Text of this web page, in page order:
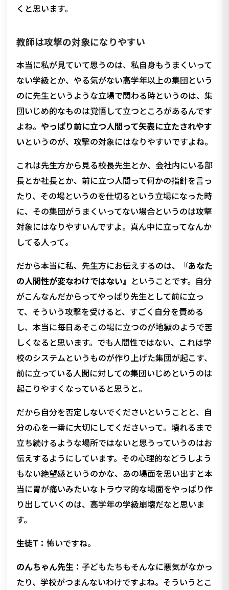
くと思います。
教師は攻撃の対象になりやすい
本当に私が見ていて思うのは、私自身もうまくいって
ない学級とか、やる気がない高学年以上の集団という
のに先生というような立場で関わる時というのは、集
団いじめ的なものは覚悟して立つところがあるんです
よね。 やっぱり前に立つ人間って矢表に立たされやす
いというのが、攻撃の対象にはなりやすいですよね。
これは先生方から見る校長先生とか、会社内にいる部
長とか社長とか、前に立つ人間って何かの指針を言っ
たり、その場というのを仕切るという立場になった時
に、その集団がうまくいってない場合というのは攻撃
対象にはなりやすいんですよ。真ん中に立ってなんか
してる人って。
だから本当に私、先生方にお伝えするのは、
『あなた
の人間性が変なわけではない』 ということです。自分
がこんなんだからってやっぱり先生として前に立っ
て、そういう攻撃を受けると、すごく自分を責める
し、本当に毎日あそこの場に立つのが地獄のようで苦
しくなると思います。でも人間性ではない、これは学
校のシステムというものが作り上げた集団が起こす、
前に立っている人間に対しての集団いじめというのは
起こりやすくなっていると思うと。
だから自分を否定しないでくださいということと、自
分の心を一番に大切にしてくださいって。壊れるまで
立ち続けるような場所ではないと思うっていうのはお
伝えするようにしています。その心理的などうしよう
もない絶望感というのかな、あの場面を思い出すと本
当に胃が痛いみたいなトラウマ的な場面をやっぱり作
り出していくのは、高学年の学級崩壊だなと思いま
す。
生徒T： 怖いですね。
のんちゃん先生： 子どもたちもそんなに悪気がなかっ
たり、学校がつまんないわけですよね。そういうとこ